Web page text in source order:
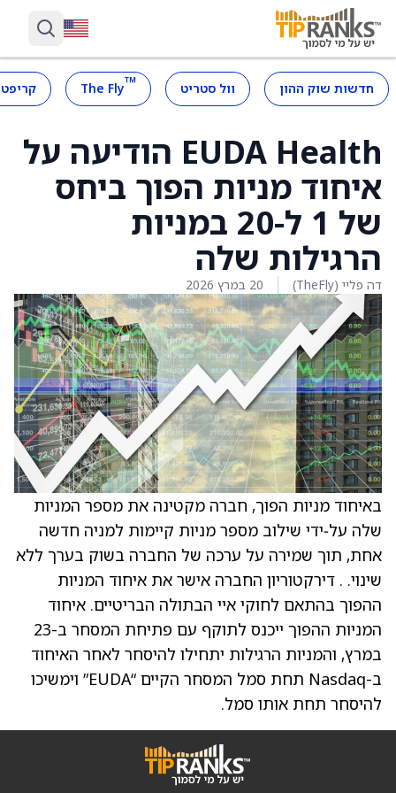
חדשות שוק ההון וול סטריט ™
The Fly
EUDA Health הודיעה על
איחוד מניות הפוך ביחס
של 1 ל-20 במניות
הרגילות שלה
דה פליי (TheFly) 20 במרץ 2026
באיחוד מניות הפוך, חברה מקטינה את מספר המניות
שלה על‑ידי שילוב מספר מניות קיימות למניה חדשה
אחת, תוך שמירה על ערכה של החברה בשוק בערך ללא
שינוי. . דירקטוריון החברה אישר את איחוד המניות
ההפוך בהתאם לחוקי איי הבתולה הבריטיים. איחוד
המניות ההפוך ייכנס לתוקף עם פתיחת המסחר ב-23
במרץ, והמניות הרגילות יתחילו להיסחר לאחר האיחוד
ב-Nasdaq תחת סמל המסחר הקיים “EUDA” וימשיכו
להיסחר תחת אותו סמל.